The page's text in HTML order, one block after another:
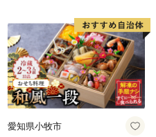
愛知県小牧市